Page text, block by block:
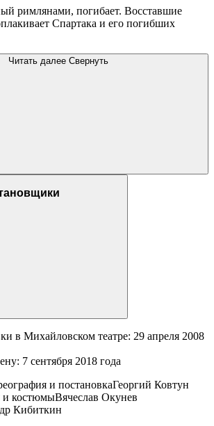
римлянами, погибает. Восставшие
Спартака и его погибших
Читать далее Свернуть
в Михайловском театре: 29 апреля 2008
7 сентября 2018 года
и постановкаГеоргий Ковтун
и костюмыВячеслав Окунев
Кибиткин